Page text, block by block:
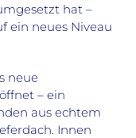
hat –
ein neues Niveau
neue
– ein
aus echtem
Innen